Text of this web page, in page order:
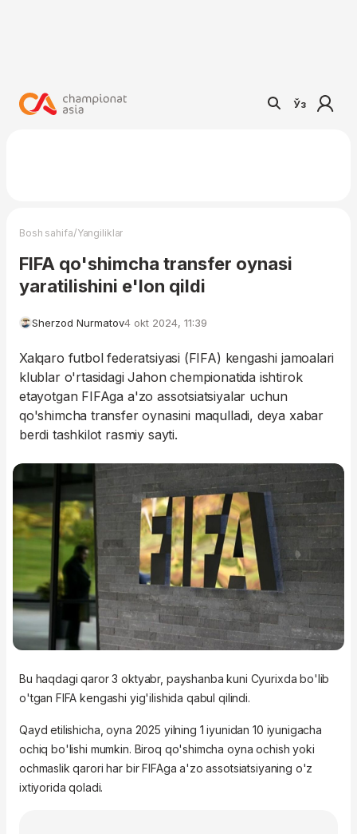
Ўз
Bosh sahifa/Yangiliklar
FIFA qo'shimcha transfer oynasi
yaratilishini e'lon qildi
Sherzod Nurmatov4 okt 2024, 11:39
Xalqaro futbol federatsiyasi (FIFA) kengashi jamoalari
klublar o'rtasidagi Jahon chempionatida ishtirok
etayotgan FIFAga a'zo assotsiatsiyalar uchun
qo'shimcha transfer oynasini maqulladi, deya xabar
berdi tashkilot rasmiy sayti.
Bu haqdagi qaror 3 oktyabr, payshanba kuni Cyurixda bo'lib
o'tgan FIFA kengashi yig'ilishida qabul qilindi.
Qayd etilishicha, oyna 2025 yilning 1 iyunidan 10 iyunigacha
ochiq bo'lishi mumkin. Biroq qo'shimcha oyna ochish yoki
ochmaslik qarori har bir FIFAga a'zo assotsiatsiyaning o'z
ixtiyorida qoladi.